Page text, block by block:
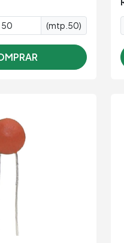
(mtp.50)